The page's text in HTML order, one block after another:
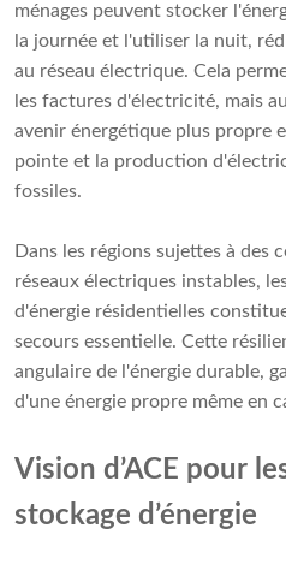
ménages peuvent stocker
la journée et l'utiliser la nuit,
au réseau électrique. Cela
les factures d'électricité, mais
avenir énergétique plus propre
pointe et la production
fossiles.
Dans les régions sujettes à des
réseaux électriques instables,
d'énergie résidentielles
secours essentielle. Cette
angulaire de l'énergie durable,
d'une énergie propre même en
Vision d’ACE pour
stockage d’énergie